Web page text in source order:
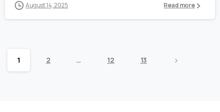
August 14, 2025 Read more
1 2 … 12 13